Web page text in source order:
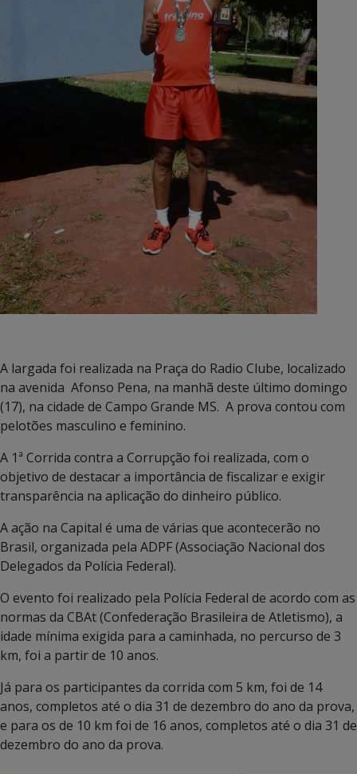
A largada foi realizada na Praça do Radio Clube, localizado
na avenida Afonso Pena, na manhã deste último domingo
(17), na cidade de Campo Grande MS. A prova contou com
pelotões masculino e feminino.
A 1ª Corrida contra a Corrupção foi realizada, com o
objetivo de destacar a importância de fiscalizar e exigir
transparência na aplicação do dinheiro público.
A ação na Capital é uma de várias que acontecerão no
Brasil, organizada pela ADPF (Associação Nacional dos
Delegados da Polícia Federal).
O evento foi realizado pela Polícia Federal de acordo com as
normas da CBAt (Confederação Brasileira de Atletismo), a
idade mínima exigida para a caminhada, no percurso de 3
km, foi a partir de 10 anos.
Já para os participantes da corrida com 5 km, foi de 14
anos, completos até o dia 31 de dezembro do ano da prova,
e para os de 10 km foi de 16 anos, completos até o dia 31 de
dezembro do ano da prova.